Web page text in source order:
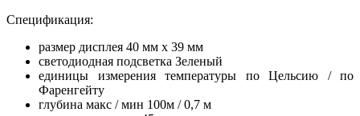
Спецификация:
размер дисплея 40 мм x 39 мм
светодиодная подсветка Зеленый
единицы измерения температуры по Цельсию / по
Фаренгейту
глубина макс / мин 100м / 0,7 м